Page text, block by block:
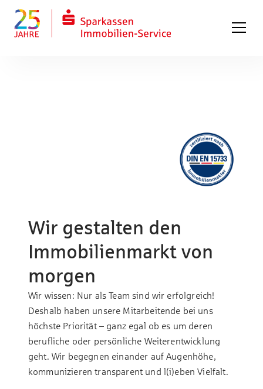
Zum Fuß springen
Wir gestalten den
Immobilien­markt von
morgen
Wir wissen: Nur als Team sind wir erfolgreich!
Deshalb haben unsere Mitarbeitende bei uns
höchste Priorität – ganz egal ob es um deren
berufliche oder persönliche Weiter­entwicklung
geht. Wir begegnen einander auf Augenhöhe,
kommunizieren transparent und l(i)eben Vielfalt.